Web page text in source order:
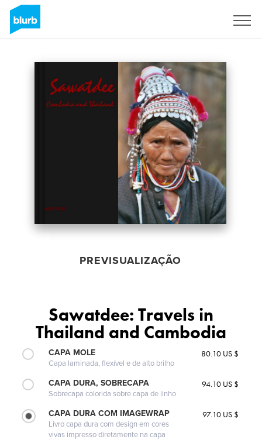
PREVISUALIZAÇÃO
Sawatdee: Travels in
Thailand and Cambodia
CAPA MOLE
Capa laminada, flexível e de alto brilho
80.10 US $
CAPA DURA, SOBRECAPA
Sobrecapa colorida sobre capa de linho
94.10 US $
CAPA DURA COM IMAGEWRAP
Livro capa dura com design em cores
vivas impresso diretamente na capa
97.10 US $